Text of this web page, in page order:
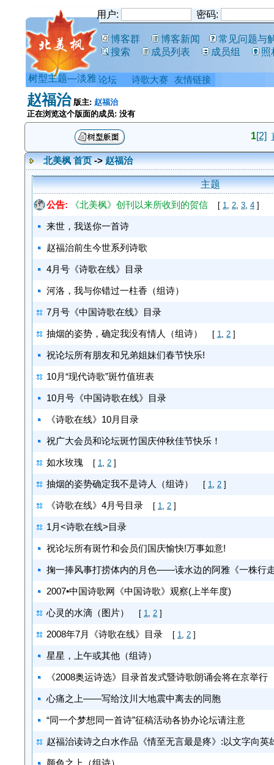
用户: 密码:
博客群 博客新闻
常见问题与
搜索
成员列表 成员组 照
树型主题—淡雅
赵福治 版主: 赵福治
正在浏览这个版面的成员: 没有
1[2]
北美枫 首页->赵福治
主题
公告:
《北美枫》创刊以来所收到的贺信 [ 1, 2, 3, 4 ]
来世，我送你一首诗
赵福治前生今世系列诗歌
4月号《诗歌在线》目录
河洛，我与你错过一柱香（组诗）
7月号《中国诗歌在线》目录
抽烟的姿势，确定我没有情人（组诗） [ 1, 2 ]
祝论坛所有朋友和兄弟姐妹们春节快乐!
10月“现代诗歌”斑竹值班表
10月号《中国诗歌在线》目录
《诗歌在线》10月目录
祝广大会员和论坛斑竹国庆仲秋佳节快乐！
如水玫瑰 [ 1, 2 ]
抽烟的姿势确定我不是诗人（组诗） [ 1, 2 ]
《诗歌在线》4月号目录 [ 1, 2 ]
1月<诗歌在线>目录
祝论坛所有斑竹和会员们国庆愉快!万事如意!
掬一捧风事打捞体内的月色——读水边的阿雅《一株行
2007•中国诗歌网《中国诗歌》观察(上半年度)
心灵的水滴（图片） [ 1, 2 ]
2008年7月《诗歌在线》目录 [ 1, 2 ]
星星，上午或其他（组诗）
《2008奥运诗选》目录首发式暨诗歌朗诵会将在京举行
心痛之上——写给汶川大地震中离去的同胞
“同一个梦想同一首诗”征稿活动各协办论坛请注意
赵福治读诗之白水作品《情至无言最是疼》:以文字向英
颜色之上（组诗）
论坛 诗歌大赛 友情链接